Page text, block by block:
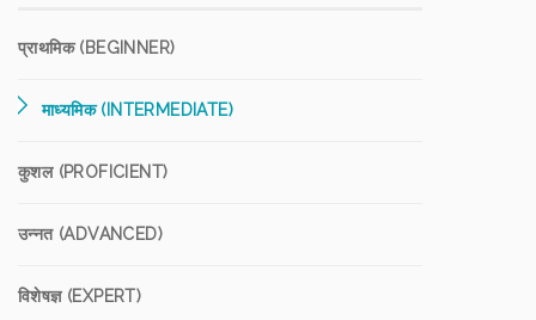
प्राथमिक (BEGINNER)
माध्यमिक (INTERMEDIATE)
कुशल (PROFICIENT)
उन्नत (ADVANCED)
विशेषज्ञ (EXPERT)